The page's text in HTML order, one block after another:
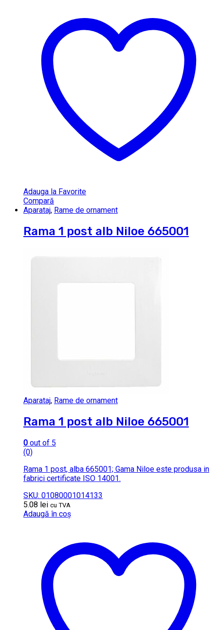
Adauga la Favorite
Compară
Aparataj, Rame de ornament
Rama 1 post alb Niloe 665001
Aparataj, Rame de ornament
Rama 1 post alb Niloe 665001
0 out of 5
(0)
Rama 1 post, alba 665001; Gama Niloe este produsa in
fabrici certificate ISO 14001.
SKU: 01080001014133
5.08 lei cu TVA
Adaugă în coș